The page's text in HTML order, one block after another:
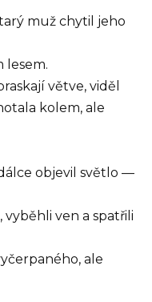
muž chytil jeho
lesem.
větve, viděl
kolem, ale
objevil světlo —
ven a spatřili
ale